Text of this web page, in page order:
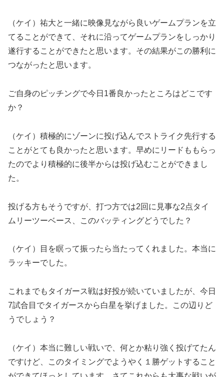
（ケイ）祐大と一緒に映像見ながら良いゲームプランを立
てることができて、それに沿ってゲームプランをしっかり
遂行することができたと思います。その結果がこの勝利に
つながったと思います。
ご自身のピッチングで今日1番良かったところはどこです
か？
（ケイ）積極的にゾーンに投げ込んでストライク先行する
ことがとても良かったと思います。早めにリードももらっ
たのでより積極的に後半からは投げ込むことができまし
た。
投げる方もそうですが、打つ方では2回に見事な2点タイ
ムリーツーベース、このバッティングどうでした？
（ケイ）目を瞑って振ったら当たってくれました。本当に
ラッキーでした。
これまでもタイガース戦は好投が続いていましたが、今日
7試合目でタイガースから白星を挙げました。この辺りど
うでしょう？
（ケイ）本当に難しい戦いで、何とか粘り強く投げてたん
ですけど、このタイミングでようやく１勝ゲットすること